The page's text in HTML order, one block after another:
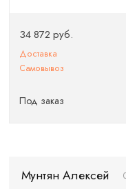
34 872 руб.
Доставка
Самовывоз
Под заказ
Мунтян Алексей